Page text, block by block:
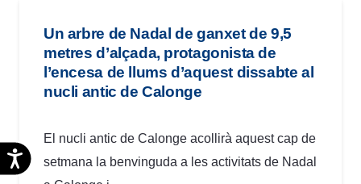
Accesibilidad
Un arbre de Nadal de ganxet de 9,5
metres d’alçada, protagonista de
l’encesa de llums d’aquest dissabte al
nucli antic de Calonge
El nucli antic de Calonge acollirà aquest cap de
setmana la benvinguda a les activitats de Nadal